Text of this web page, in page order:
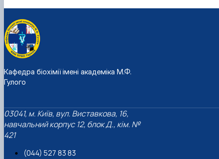
Кафедра біохімії імені академіка М.Ф.
Гулого
03041, м. Київ, вул. Виставкова, 16,
навчальний корпус 12, блок Д., кім. №
421
(044) 527 83 83